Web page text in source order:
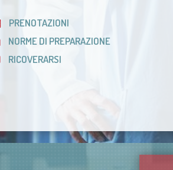
PRENOTAZIONI
NORME DI PREPARAZIONE
RICOVERARSI